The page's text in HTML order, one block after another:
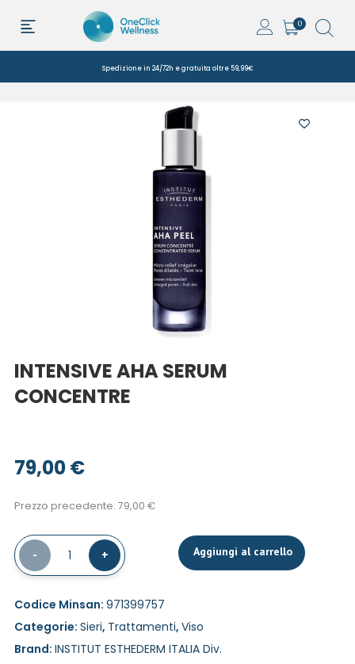
0
Spedizione in 24/72h e gratuita oltre 59,99€
INTENSIVE AHA SERUM
CONCENTRE
79,00€
Prezzo precedente: 79,00 €
- 1 + Aggiungi al carrello
Codice Minsan: 971399757
Categorie: Sieri, Trattamenti, Viso
Brand: INSTITUT ESTHEDERM ITALIA Div.